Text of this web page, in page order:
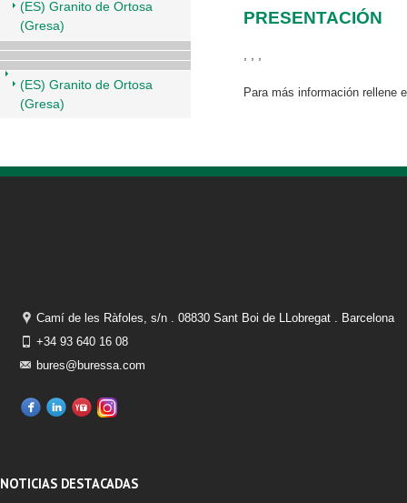
PRESENTACIÓN
Para más información rellene
(ES) Granito de Ortosa
(Gresa)
(ES) Granito de Ortosa
(Gresa)
Camí de les Ràfoles, s/n . 08830 Sant Boi de LLobregat . Barcelona
+34 93 640 16 08
bures@buressa.com
NOTICIAS DESTACADAS